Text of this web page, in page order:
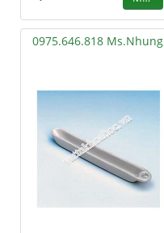
0975.646.818 Ms.Nhung